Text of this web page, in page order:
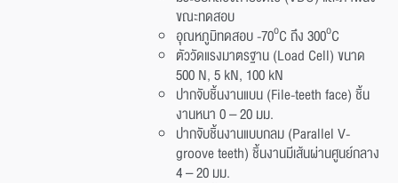
ขณะทดสอบ
อุณหภูมิทดสอบ -70oC ถึง 300oC
ตัววัดแรงมาตรฐาน (Load Cell) ขนาด
500 N, 5 kN, 100 kN
ปากจับชิ้นงานแบน (File-teeth face) ชิ้น
งานหนา 0 – 20 มม.
ปากจับชิ้นงานแบบกลม (Parallel V-
groove teeth) ชิ้นงานมีเส้นผ่านศูนย์กลาง
4 – 20 มม.